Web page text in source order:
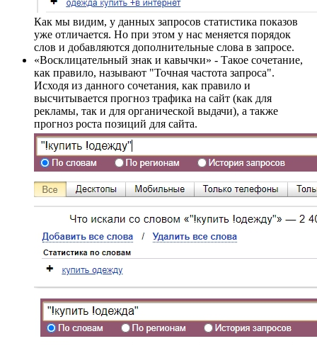
Как мы видим, у данных запросов статистика показов
уже отличается. Но при этом у нас меняется порядок
слов и добавляются дополнительные слова в запросе.
«Восклицательный знак и кавычки» - Такое сочетание,
как правило, называют "Точная частота запроса".
Исходя из данного сочетания, как правило и
высчитывается прогноз трафика на сайт (как для
рекламы, так и для органической выдачи), а также
прогноз роста позиций для сайта.